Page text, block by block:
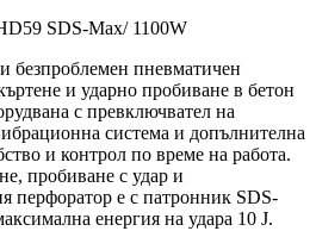
SDS-Max/ 1100W
пневматичен
и ударно пробиване в бетон
с превключвател на
система и допълнителна
и контрол по време на работа.
пробиване с удар и
перфоратор е с патронник SDS-
енергия на удара 10 J.